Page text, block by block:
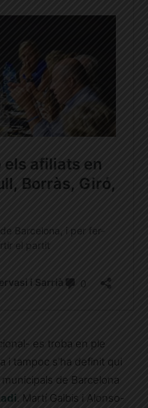
es troba en ple
i tampoc s’ha definit qui
de Barcelona
. Martí Galbis i Alonso-